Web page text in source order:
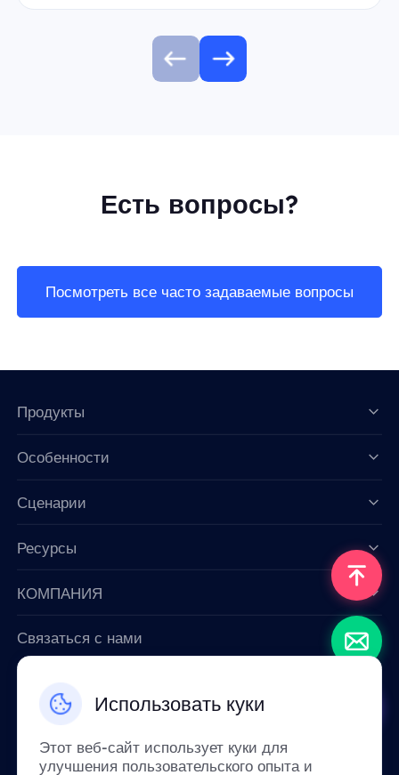
Есть вопросы?
Посмотреть все часто задаваемые вопросы
Использовать куки
Этот веб-сайт использует куки для
улучшения пользовательского опыта и
Продукты
Особенности
Сценарии
Ресурсы
КОМПАНИЯ
Связаться с нами